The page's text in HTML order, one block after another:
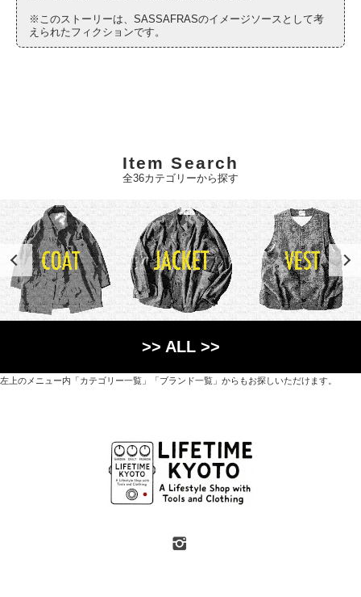
※このストーリーは、SASSAFRASのイメージソースとして考
えられたフィクションです。
Item Search
全36カテゴリーから探す
>> ALL >>
左上のメニュー内「カテゴリー一覧」「ブランド一覧」からもお探しいただけます。
オリジナルを含むファッションアイテムが中心の
京都・紫野にあるライフスタイルショップです。
京都府京都市北区紫野上築山町21（1階と2階）
定休日 / 水・日曜